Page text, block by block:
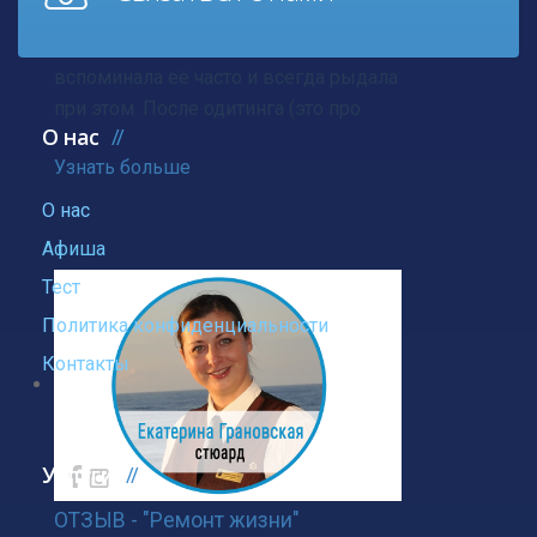
До семинара я жила с чувством
Узнать больше
ОТЗЫВ - "Ремонт жизни"
О нас
О нас
Афиша
Тест
Политика конфиденциальности
Контакты
Услуги